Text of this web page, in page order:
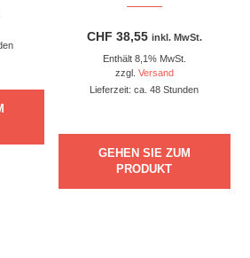
CHF 38,55 inkl. MwSt.
Enthält 8,1% MwSt.
zzgl. Versand
Lieferzeit: ca. 48 Stunden
GEHEN SIE ZUM
PRODUKT